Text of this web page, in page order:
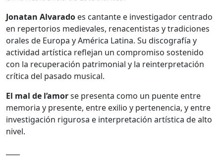
Jonatan Alvarado es cantante e investigador centrado
en repertorios medievales, renacentistas y tradiciones
orales de Europa y América Latina. Su discografía y
actividad artística reflejan un compromiso sostenido
con la recuperación patrimonial y la reinterpretación
crítica del pasado musical.
El mal de l’amorse presenta como un puente entre
memoria y presente, entre exilio y pertenencia, y entre
investigación rigurosa e interpretación artística de alto
nivel.